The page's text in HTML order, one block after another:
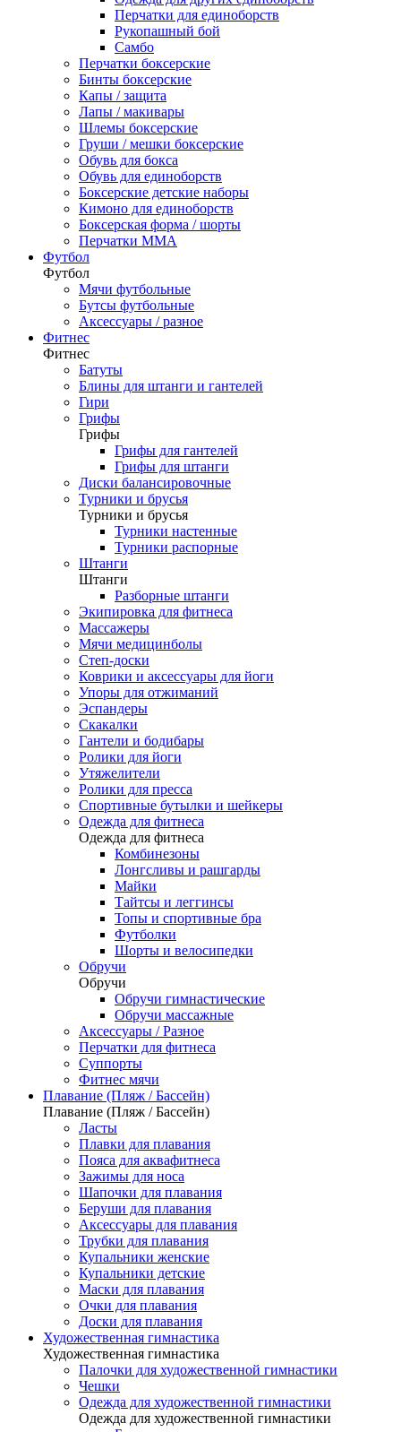
Перчатки для единоборств
Рукопашный бой
Самбо
Перчатки боксерские
Бинты боксерские
Капы / защита
Лапы / макивары
Шлемы боксерские
Груши / мешки боксерские
Обувь для бокса
Обувь для единоборств
Боксерские детские наборы
Кимоно для единоборств
Боксерская форма / шорты
Перчатки ММА
Футбол
Футбол
Мячи футбольные
Бутсы футбольные
Аксессуары / разное
Фитнес
Фитнес
Батуты
Блины для штанги и гантелей
Гири
Грифы
Грифы
Грифы для гантелей
Грифы для штанги
Диски балансировочные
Турники и брусья
Турники и брусья
Турники настенные
Турники распорные
Штанги
Штанги
Разборные штанги
Экипировка для фитнеса
Массажеры
Мячи медицинболы
Степ-доски
Коврики и аксессуары для йоги
Упоры для отжиманий
Эспандеры
Скакалки
Гантели и бодибары
Ролики для йоги
Утяжелители
Ролики для пресса
Спортивные бутылки и шейкеры
Одежда для фитнеса
Одежда для фитнеса
Комбинезоны
Лонгсливы и рашгарды
Майки
Тайтсы и леггинсы
Топы и спортивные бра
Футболки
Шорты и велосипедки
Обручи
Обручи
Обручи гимнастические
Обручи массажные
Аксессуары / Разное
Перчатки для фитнеса
Суппорты
Фитнес мячи
Плавание (Пляж / Бассейн)
Плавание (Пляж / Бассейн)
Ласты
Плавки для плавания
Пояса для аквафитнеса
Зажимы для носа
Шапочки для плавания
Беруши для плавания
Аксессуары для плавания
Трубки для плавания
Купальники женские
Купальники детские
Маски для плавания
Очки для плавания
Доски для плавания
Художественная гимнастика
Художественная гимнастика
Палочки для художественной гимнастики
Чешки
Одежда для художественной гимнастики
Одежда для художественной гимнастики